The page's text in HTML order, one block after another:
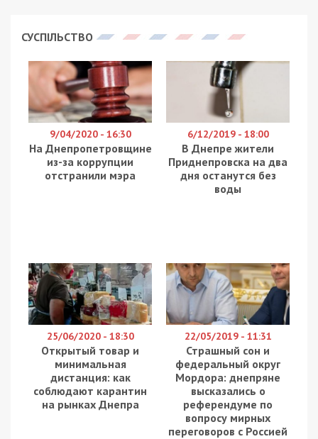
СУСПІЛЬСТВО
9/04/2020 - 16:30
На Днепропетровщине
из-за коррупции
отстранили мэра
6/12/2019 - 18:00
В Днепре жители
Приднепровска на два
дня останутся без
воды
25/06/2020 - 18:30
Открытый товар и
минимальная
дистанция: как
соблюдают карантин
на рынках Днепра
22/05/2019 - 11:31
Страшный сон и
федеральный округ
Мордора: днепряне
высказались о
референдуме по
вопросу мирных
переговоров с Россией